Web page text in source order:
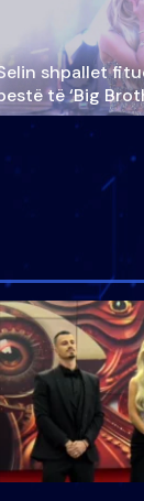
shpallet
të ‘Big